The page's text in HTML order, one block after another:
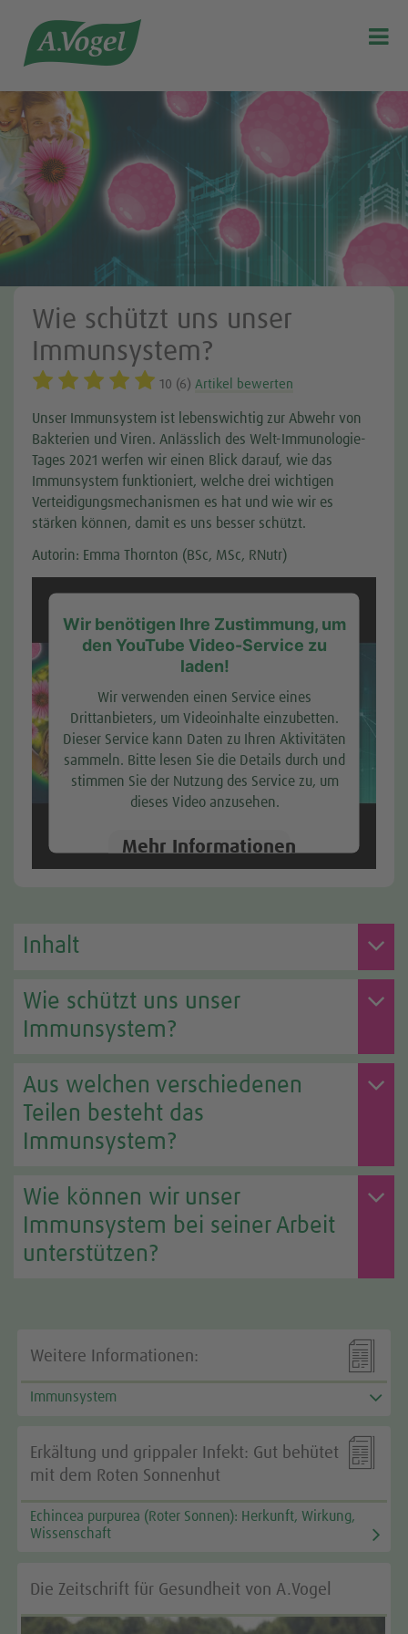

Wie schützt uns unser
Immunsystem?
10 (6) Artikel bewerten
Unser Immunsystem ist lebenswichtig zur Abwehr von
Bakterien und Viren. Anlässlich des Welt-Immunologie-
Tages 2021 werfen wir einen Blick darauf, wie das
Immunsystem funktioniert, welche drei wichtigen
Verteidigungsmechanismen es hat und wie wir es
stärken können, damit es uns besser schützt.
Autorin: Emma Thornton (BSc, MSc, RNutr)
Wir benötigen Ihre Zustimmung, um
den YouTube Video-Service zu
laden!
Wir verwenden einen Service eines
Drittanbieters, um Videoinhalte einzubetten.
Dieser Service kann Daten zu Ihren Aktivitäten
sammeln. Bitte lesen Sie die Details durch und
stimmen Sie der Nutzung des Service zu, um
dieses Video anzusehen.
Mehr Informationen
Inhalt
Wie schützt uns unser
Immunsystem?
Aus welchen verschiedenen
Teilen besteht das
Immunsystem?
Wie können wir unser
Immunsystem bei seiner Arbeit
unterstützen?

Weitere Informationen:
Immunsystem

Erkältung und grippaler Infekt: Gut behütet
mit dem Roten Sonnenhut
Echincea purpurea (Roter Sonnen): Herkunft, Wirkung,
Wissenschaft
Die Zeitschrift für Gesundheit von A.Vogel